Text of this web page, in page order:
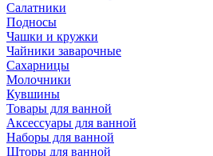
Салатники
Подносы
Чашки и кружки
Чайники заварочные
Сахарницы
Молочники
Кувшины
Товары для ванной
Аксессуары для ванной
Наборы для ванной
Шторы для ванной